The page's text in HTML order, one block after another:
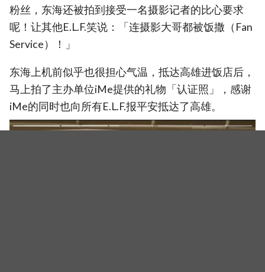
粉丝，东海还被拍到接受一名摄影记者的比心要求
呢！让其他E.L.F.笑说：「连摄影大哥都被饭撒（Fan
Service）！」
东海上机前似乎也很担心气温，抵达高雄进饭店后，
马上拍了主办单位iMe提供的礼物「认证照」，感谢
iMe的同时也向所有E.L.F.报平安抵达了高雄。